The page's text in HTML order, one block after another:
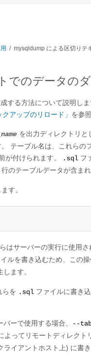
/ mysqldump による区切りテ
でのデータの
する方法について説明し
アップのリロード」 を参
を出力ディレクトリ
テーブル名は、これらの
が付けられます。 .sql フ
のテーブルデータが含まれ
す。
はサーバーの実行に使用
ルを書き込むため、この
ます。
らを .sql ファイルに書き
ーで使用する場合、 --
よってリモートディレクト
イアントホスト上) に書き